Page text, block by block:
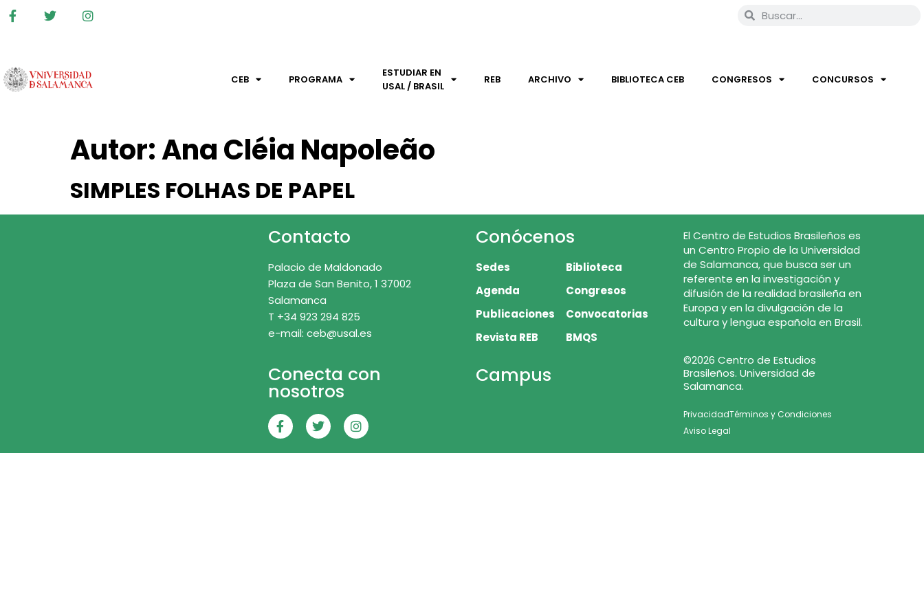
CEB PROGRAMA
ESTUDIAR EN
USAL / BRASIL
REB ARCHIVO BIBLIOTECA CEB CONGRESOS CONCURSOS
Autor:Ana Cléia Napoleão
SIMPLES FOLHAS DE PAPEL
Contacto
Palacio de Maldonado
Plaza de San Benito, 1 37002
Salamanca
T +34 923 294 825
e-mail: ceb@usal.es
Conecta con
nosotros
Conócenos
Sedes
Agenda
Publicaciones
Revista REB
Biblioteca
Congresos
Convocatorias
BMQS
Campus
El Centro de Estudios Brasileños es
un Centro Propio de la Universidad
de Salamanca, que busca ser un
referente en la investigación y
difusión de la realidad brasileña en
Europa y en la divulgación de la
cultura y lengua española en Brasil.
©2026 Centro de Estudios
Brasileños. Universidad de
Salamanca.
PrivacidadTérminos y Condiciones
Aviso Legal